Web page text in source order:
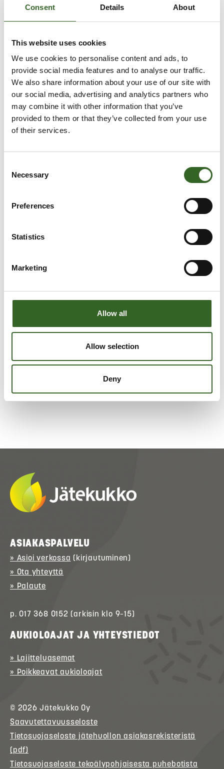
Consent Details About
This website uses cookies
We use cookies to personalise content and ads, to
provide social media features and to analyse our traffic.
We also share information about your use of our site with
our social media, advertising and analytics partners who
may combine it with other information that you’ve
provided to them or that they’ve collected from your use
of their services.
Selection
Necessary
Preferences
Statistics
Marketing
Allow all
Allow selection
Deny
Sallievästeetnähdäksesi kartan.
LAJITTELUOHJEET
Tarkista jätelajikohtaiset
lajitteluohjeet
ASIAKASPALVELU
» Asioi verkossa (kirjautuminen)
» Ota yhteyttä
» Palaute
p. 017 368 0152 (arkisin klo 9–15)
AUKIOLOAJAT JA YHTEYSTIEDOT
» Lajitteluasemat
» Poikkeavat aukioloajat
© 2026Jätekukko Oy
Saavutettavuusseloste
Tietosuojaseloste jätehuollon asiakasrekisteristä
(pdf)
Tietosuojaseloste tekoälypohjaisesta puhebotista